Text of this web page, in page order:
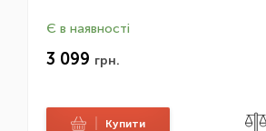
Є в наявності
3 099 грн.
Купити